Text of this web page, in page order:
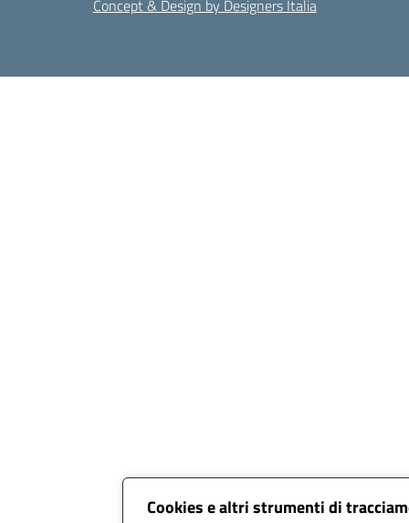
Cookies e altri strumenti di
Concept & Design by Designers Italia